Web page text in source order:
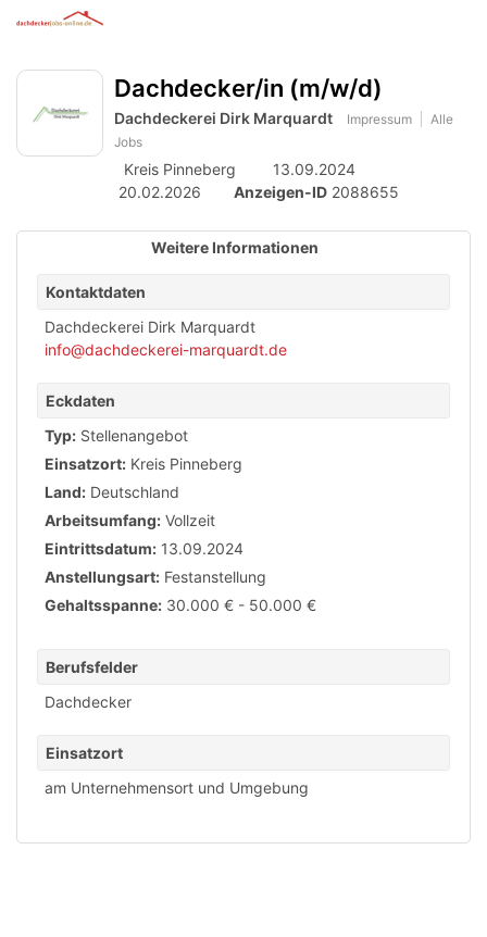
Accessibility
Navigation
Inhalt
von
mobilem
Endgerät
aus
Dachdecker/in (m/w/d)
Dachdeckerei Dirk Marquardt Impressum
Alle
Jobs
Kreis Pinneberg
13.09.2024
20.02.2026
Anzeigen-ID 2088655
Weitere Informationen
Kontaktdaten
Dachdeckerei Dirk Marquardt
info@dachdeckerei-marquardt.de
Eckdaten
Typ: Stellenangebot
Einsatzort: Kreis Pinneberg
Land: Deutschland
Arbeitsumfang: Vollzeit
Eintrittsdatum: 13.09.2024
Anstellungsart: Festanstellung
Gehaltsspanne: 30.000 € - 50.000 €
Berufsfelder
Dachdecker
Einsatzort
am Unternehmensort und Umgebung